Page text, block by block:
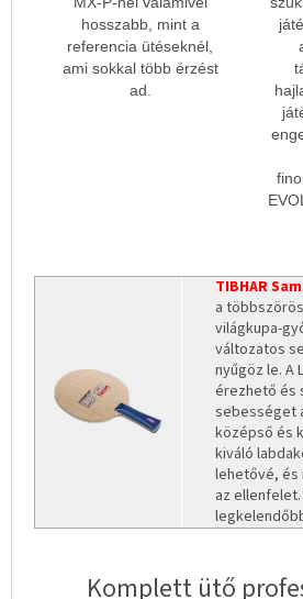
hosszabb, mint a
referencia ütéseknél,
ami sokkal több érzést
ad.
TIBHAR
a
világkupa-
változatos
nyűgöz le. A
érezhető és
sebességet
középső és
kiváló
lehetővé, és
az ellenfelet.
Komplett ütő